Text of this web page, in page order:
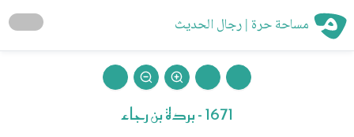
مساحة حرة | رجال الحديث
1671 - بردة بن رجاء